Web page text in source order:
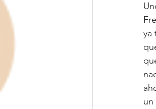
Anorexia y
Adolescencia
ya
un